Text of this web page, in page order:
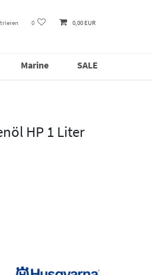
0 0,00 EUR
Marine SALE
HP 1 Liter